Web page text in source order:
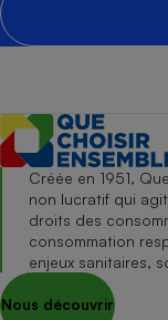
Créée en 1951,
non lucratif qui
droits des
consommation
enjeux sanitaires,
Nous découvrir